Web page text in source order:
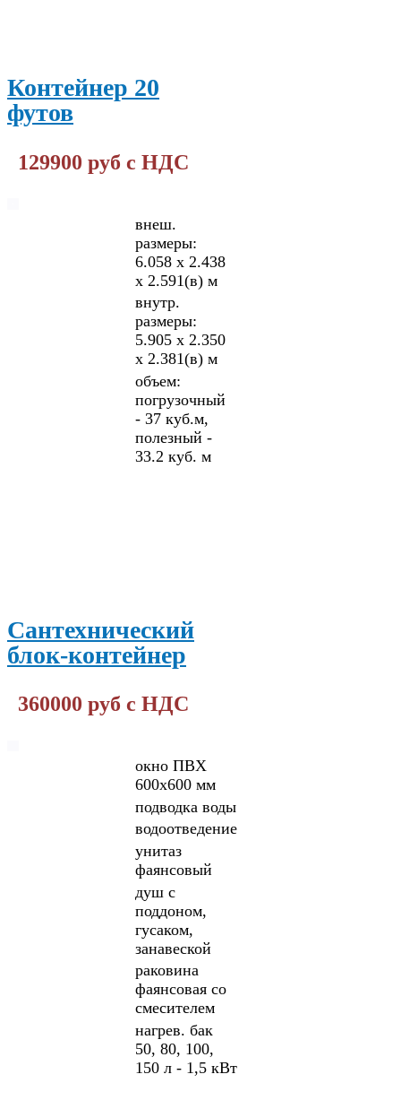
Контейнер 20
футов
129900 руб с НДС
внеш.
размеры:
6.058 х 2.438
х 2.591(в) м
внутр.
размеры:
5.905 х 2.350
х 2.381(в) м
объем:
погрузочный
- 37 куб.м,
полезный -
33.2 куб. м
Сантехнический
блок-контейнер
360000 руб с НДС
окно ПВХ
600х600 мм
подводка воды
водоотведение
унитаз
фаянсовый
душ с
поддоном,
гусаком,
занавеской
раковина
фаянсовая со
смесителем
нагрев. бак
50, 80, 100,
150 л - 1,5 кВт